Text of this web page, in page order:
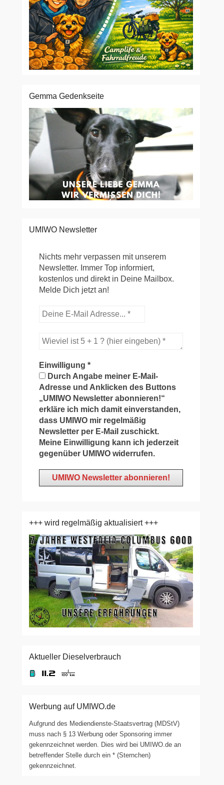
Gemma Gedenkseite
UMIWO Newsletter
Nichts mehr verpassen mit unserem
Newsletter. Immer Top informiert,
kostenlos und direkt in Deine Mailbox.
Melde Dich jetzt an!
Einwilligung*
Durch Angabe meiner E-Mail-
Adresse und Anklicken des Buttons
„UMIWO Newsletter abonnieren!“
erkläre ich mich damit einverstanden,
dass UMIWO mir regelmäßig
Newsletter per E-Mail zuschickt.
Meine Einwilligung kann ich jederzeit
gegenüber UMIWO widerrufen.
+++ wird regelmäßig aktualisiert +++
Aktueller Dieselverbrauch
Werbung auf UMIWO.de
Aufgrund des Mediendienste-Staatsvertrag (MDStV)
muss nach § 13 Werbung oder Sponsoring immer
gekennzeichnet werden. Dies wird bei UMIWO.de an
betreffender Stelle durch ein * (Sternchen)
gekennzeichnet.